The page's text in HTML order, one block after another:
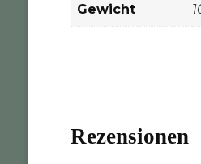
Gewicht
Rezensionen